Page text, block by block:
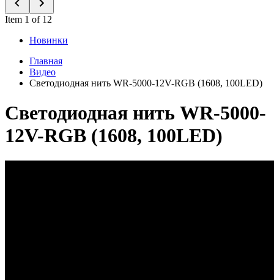
Item 1 of 12
Новинки
Главная
Видео
Светодиодная нить WR-5000-12V-RGB (1608, 100LED)
Светодиодная нить WR-5000-
12V-RGB (1608, 100LED)